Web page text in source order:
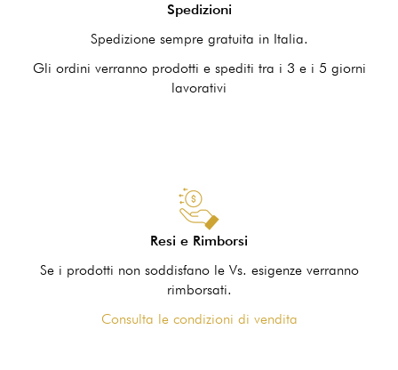
Spedizioni
Spedizione sempre gratuita in Italia.
Gli ordini verranno prodotti e spediti tra i 3 e i 5 giorni
lavorativi
Resi e Rimborsi
Se i prodotti non soddisfano le Vs. esigenze verranno
rimborsati.
Consulta le condizioni di vendita